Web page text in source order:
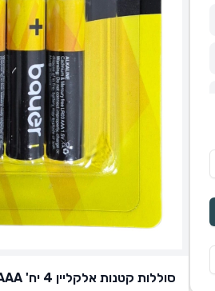
סוללות קטנות אלקליין 4 יח' AAA